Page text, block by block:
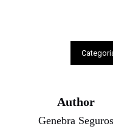
Author
Genebra Seguros